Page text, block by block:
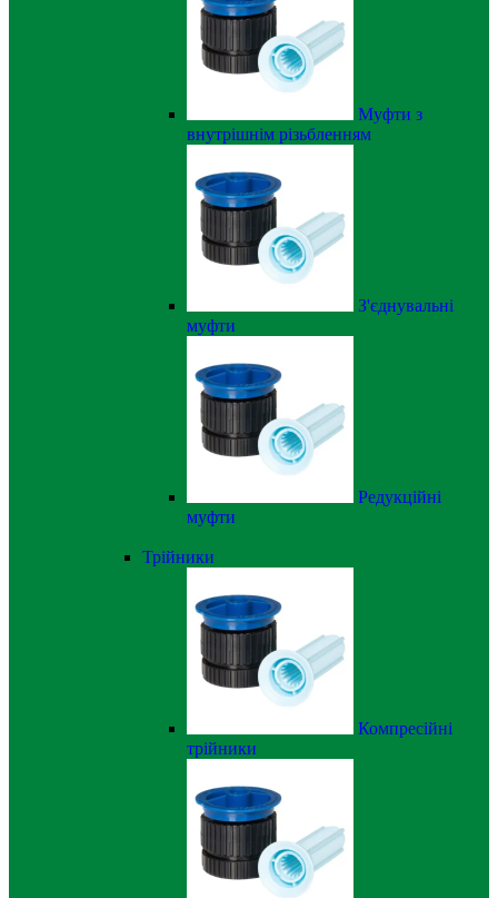
Муфти з
внутрішнім різьбленням
З'єднувальні
муфти
Редукційні
муфти
Трійники
Компресійні
трійники